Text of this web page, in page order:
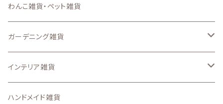
キーホルダー
ステンシルシート
スマートフォンケース、iPadケース
ステッカー
わんこ雑貨・ペット雑貨
ガーデニング雑貨
なし
ガーデン ピック
インテリア雑貨
収納・インテリア用品
ハンドメイド雑貨